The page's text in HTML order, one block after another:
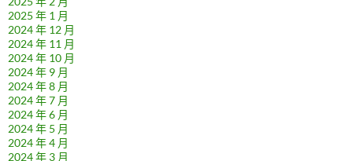
2025 年 1 月
2024 年 12 月
2024 年 11 月
2024 年 10 月
2024 年 9 月
2024 年 8 月
2024 年 7 月
2024 年 6 月
2024 年 5 月
2024 年 4 月
2024 年 3 月